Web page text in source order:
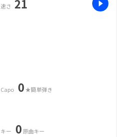
速さ 21
Capo 0★簡単弾き
キー 0原曲キー